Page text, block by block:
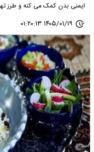
ایمنی بدن کمک می کنه و طرز
۱۴۰۵/۰۱/۱۹ ۰۱:۲۰:۱۳